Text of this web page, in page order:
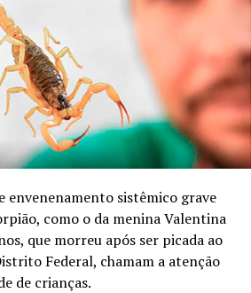
envenenamento sistêmico grave
como o da menina Valentina
que morreu após ser picada ao
Federal, chamam a atenção
de crianças.